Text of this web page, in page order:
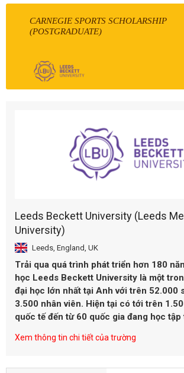
CARNEGIE SPORTS SCHOLARSHIP
(POSTGRADUATE)
Leeds Beckett University (Leeds
University)
Leeds, England, UK
Trải qua quá trình phát triển hơn 180
học Leeds Beckett University là một
đại học lớn nhất tại Anh với trên 52.000
3.500 nhân viên. Hiện tại có tới trên
quốc tế đến từ 60 quốc gia đang học
Xem thông tin chi tiết của trường